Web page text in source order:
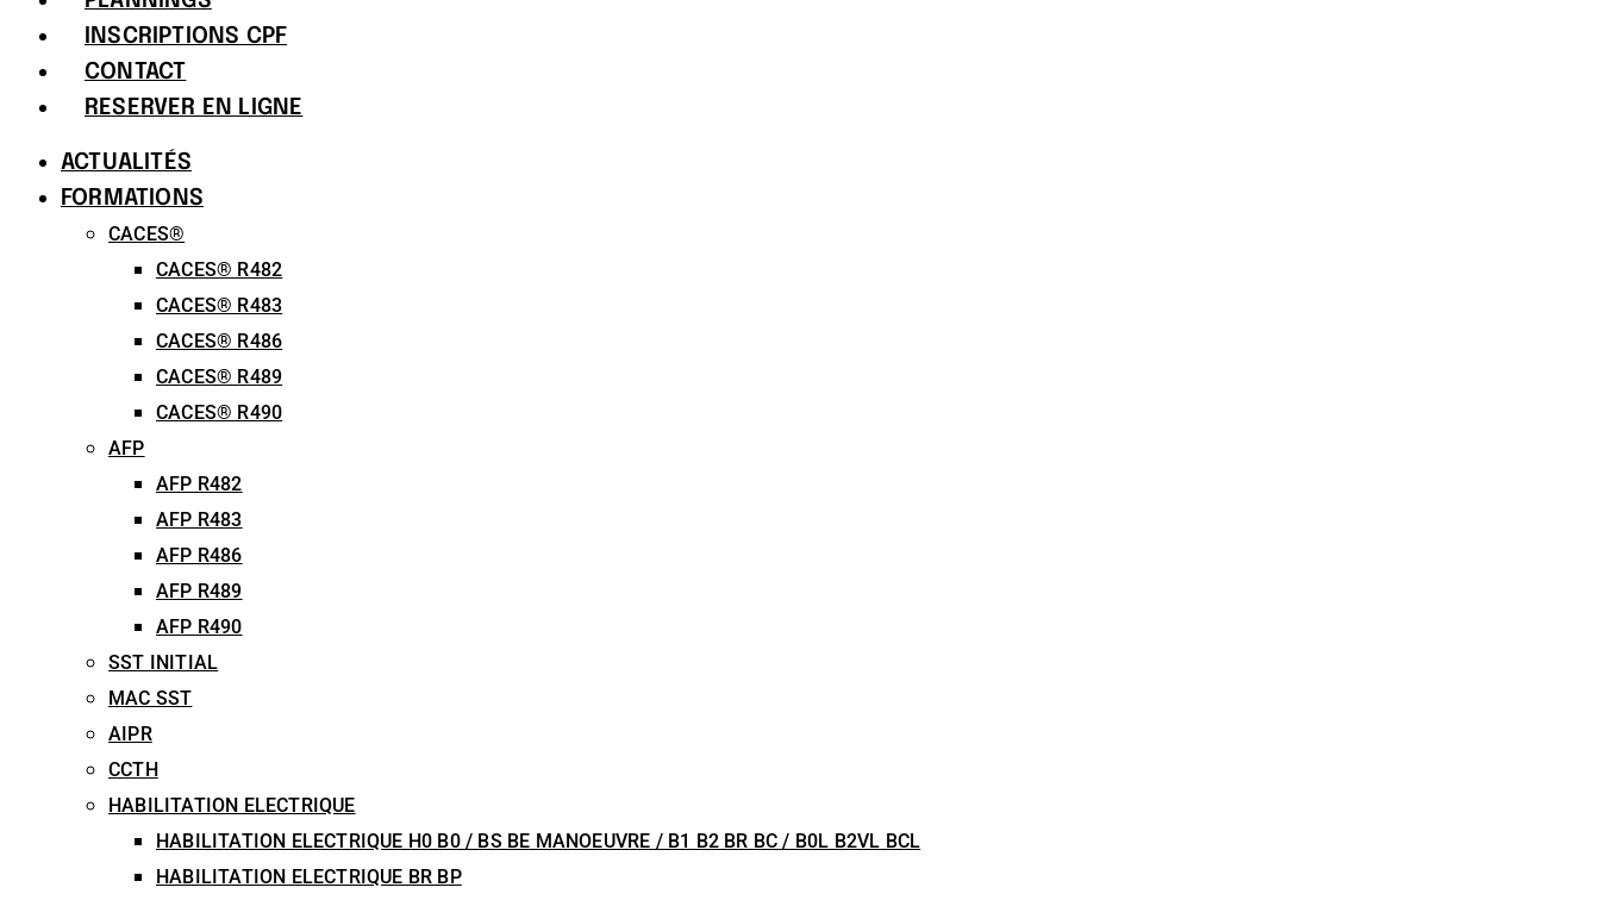
INSCRIPTIONS CPF
CONTACT
RESERVER EN LIGNE
ACTUALITÉS
FORMATIONS
CACES®
CACES® R482
CACES® R483
CACES® R486
CACES® R489
CACES® R490
AFP
AFP R482
AFP R483
AFP R486
AFP R489
AFP R490
SST INITIAL
MAC SST
AIPR
CCTH
HABILITATION ELECTRIQUE
HABILITATION ELECTRIQUE H0 B0 / BS BE MANOEUVRE / B1 B2 BR BC / B0L B2VL BCL
HABILITATION ELECTRIQUE BR BP